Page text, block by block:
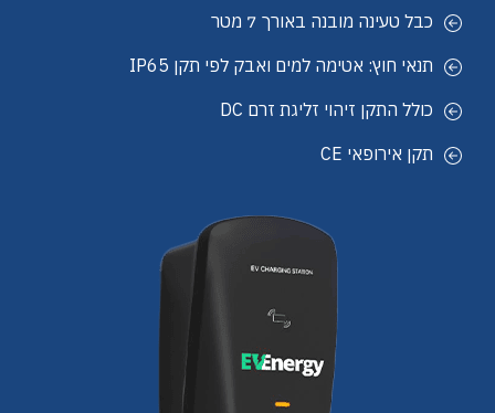
כבל טעינה מובנה באורך 7 מטר
תנאי חוץ: אטימה למים ואבק לפי תקן IP65
כולל התקן זיהוי זליגת זרם DC
תקן אירופאי CE